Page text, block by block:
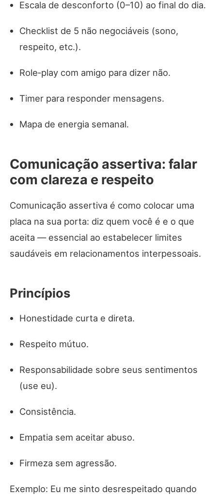
Escala de desconforto (0–10) ao final do dia.
Checklist de 5 não negociáveis (sono,
respeito, etc.).
Role‑play com amigo para dizer não.
Timer para responder mensagens.
Mapa de energia semanal.
Comunicação assertiva: falar
com clareza e respeito
Comunicação assertiva é como colocar uma
placa na sua porta: diz quem você é e o que
aceita — essencial ao estabelecer limites
saudáveis em relacionamentos interpessoais.
Princípios
Honestidade curta e direta.
Respeito mútuo.
Responsabilidade sobre seus sentimentos
(use eu).
Consistência.
Empatia sem aceitar abuso.
Firmeza sem agressão.
Exemplo: Eu me sinto desrespeitado quando